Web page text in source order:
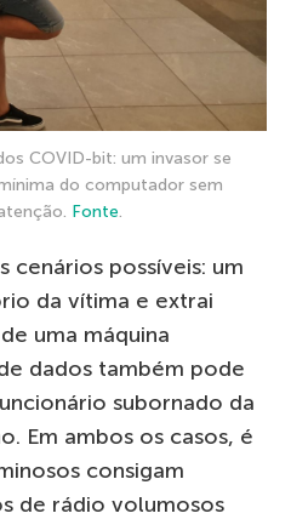
COVID-bit: um invasor se
do computador sem
Fonte.
cenários possíveis: um
da vítima e extrai
uma máquina
dados também pode
subornado da
Em ambos os casos, é
consigam
de rádio volumosos